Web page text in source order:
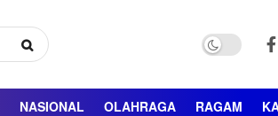
NASIONAL OLAHRAGA RAGAM